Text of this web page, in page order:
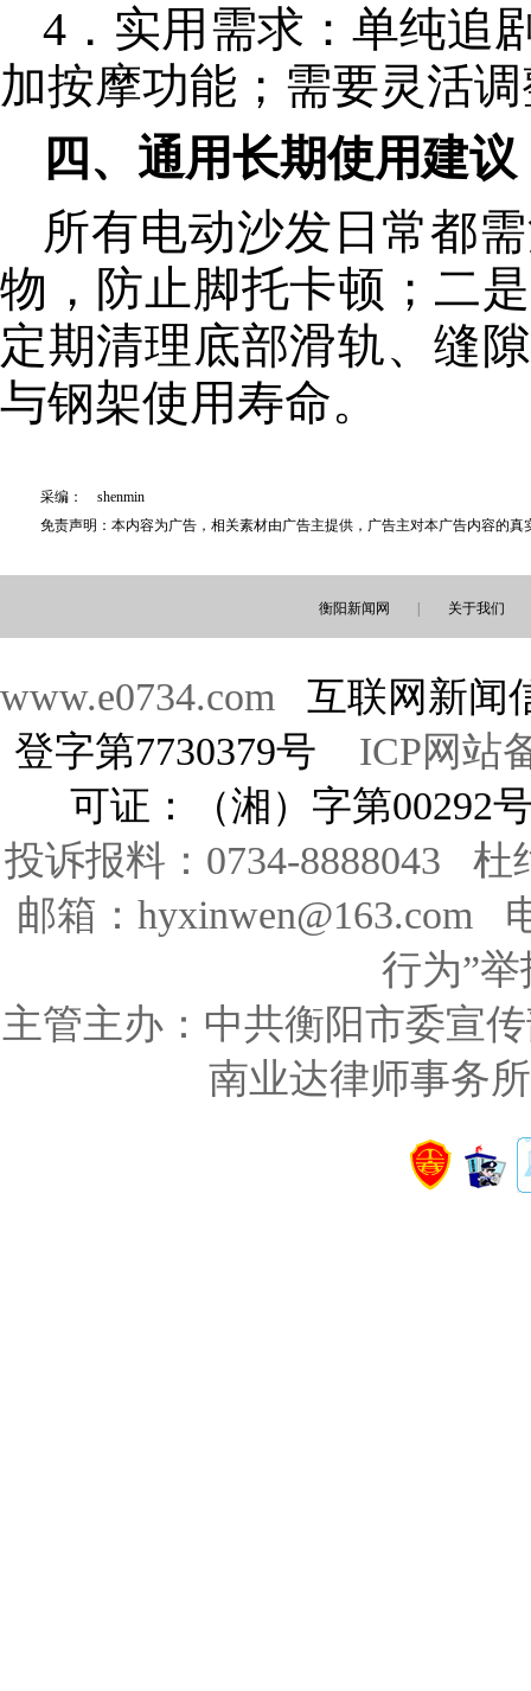
4．实用需求：单纯追
加按摩功能；需要灵活
四、通用长期使用建议
所有电动沙发日常都
物，防止脚托卡顿；二
定期清理底部滑轨、缝
与钢架使用寿命。
采编： shenmin
免责声明：本内容为广告，相关素材由广告主提供，广告主对本广告内容的
衡阳新闻网 | 关于我们
www.e0734.com 互联网新闻
登字第7730379号 ICP网站
可证：（湘）字第00292
投诉报料：0734-8888043
邮箱：hyxinwen@163.com
行为”举
主管主办：中共衡阳市委宣
南业达律师事务